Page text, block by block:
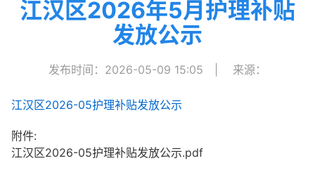
​江汉区2026年5月护理补贴
发放公示
发布时间：2026-05-09 15:05 来源：
江汉区2026-05护理补贴发放公示
附件:
江汉区2026-05护理补贴发放公示.pdf